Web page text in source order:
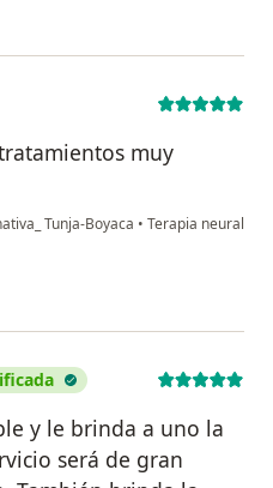
muy
Tunja-Boyaca • Terapia neural
y le brinda a uno la
será de gran